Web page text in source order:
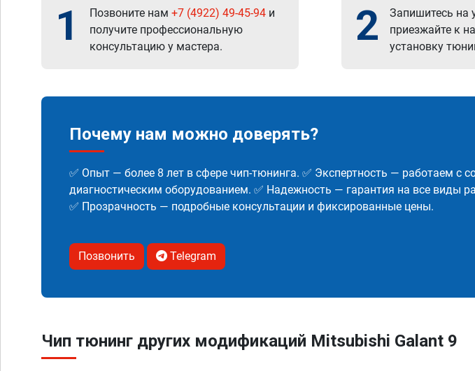
1 Позвоните нам +7 (4922) 49-45-94 и
получите профессиональную
консультацию у мастера.
2
Запишитесь на
приезжайте к
установку
Почему нам можно доверять?
✅ Опыт — более 8 лет в сфере чип-тюнинга. ✅ Экспертность — работаем с
диагностическим оборудованием. ✅ Надежность — гарантия на все виды
✅ Прозрачность — подробные консультации и фиксированные цены.
Позвонить Telegram
Чип тюнинг других модификаций Mitsubishi Galant 9